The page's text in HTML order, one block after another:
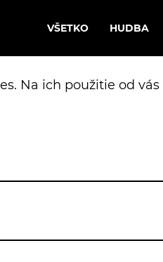
VŠETKO HUDBA
Na ich použitie od